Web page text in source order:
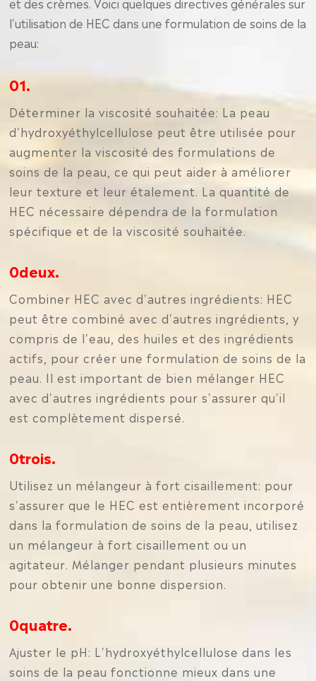
l'utilisation de HEC dans une formulation de soins de la
peau:
01.
Déterminer la viscosité souhaitée: La peau
d'hydroxyéthylcellulose peut être utilisée pour
augmenter la viscosité des formulations de
soins de la peau, ce qui peut aider à améliorer
leur texture et leur étalement. La quantité de
HEC nécessaire dépendra de la formulation
spécifique et de la viscosité souhaitée.
0deux.
Combiner HEC avec d'autres ingrédients: HEC
peut être combiné avec d'autres ingrédients, y
compris de l'eau, des huiles et des ingrédients
actifs, pour créer une formulation de soins de la
peau. Il est important de bien mélanger HEC
avec d'autres ingrédients pour s'assurer qu'il
est complètement dispersé.
0trois.
Utilisez un mélangeur à fort cisaillement: pour
s'assurer que le HEC est entièrement incorporé
dans la formulation de soins de la peau, utilisez
un mélangeur à fort cisaillement ou un
agitateur. Mélanger pendant plusieurs minutes
pour obtenir une bonne dispersion.
0quatre.
Ajuster le pH: L'hydroxyéthylcellulose dans les
soins de la peau fonctionne mieux dans une